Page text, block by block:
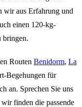
wir aus Erfahrung und
einen 120-kg-
bringen.
Routen Benidorm, La
Begehungen für
an. Sprechen Sie uns
finden die passende